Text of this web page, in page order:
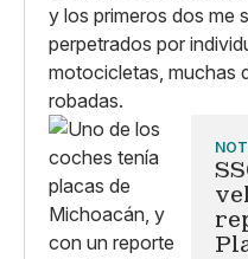
y los primeros dos me
perpetrados por
motocicletas, muchas
robadas.